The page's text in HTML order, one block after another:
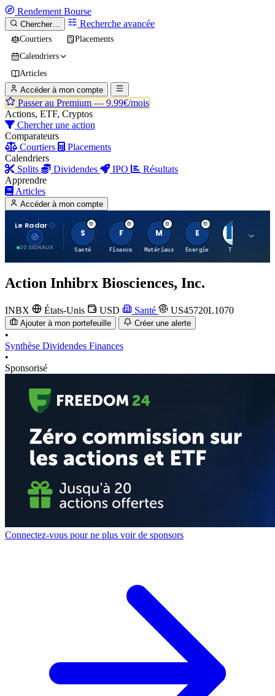
Rendement Bourse
Chercher… Recherche avancée
Courtiers
Placements
Calendriers
Articles
Accéder à mon compte
Passer au Premium — 9.99€/mois
Actions, ETF, Cryptos
Chercher une action
Comparateurs
Courtiers
Placements
Calendriers
Splits
Dividendes IPO
Résultats
Apprendre
Articles
Accéder à mon compte
Le Radar
20 SIGNAUX
S
Santé
F
Finance
M
Matériaux
E
Energie TTWO
Action Inhibrx Biosciences, Inc.
INBX États-Unis USD Santé US45720L1070
Ajouter à mon portefeuille Créer une alerte
•
Synthèse Dividendes Finances
•
Sponsorisé
Connectez-vous pour ne plus voir de sponsors